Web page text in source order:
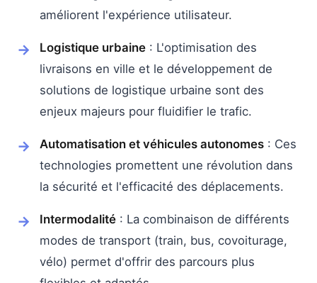
améliorent l'expérience utilisateur.
Logistique urbaine : L'optimisation des
livraisons en ville et le développement de
solutions de logistique urbaine sont des
enjeux majeurs pour fluidifier le trafic.
Automatisation et véhicules autonomes : Ces
technologies promettent une révolution dans
la sécurité et l'efficacité des déplacements.
Intermodalité : La combinaison de différents
modes de transport (train, bus, covoiturage,
vélo) permet d'offrir des parcours plus